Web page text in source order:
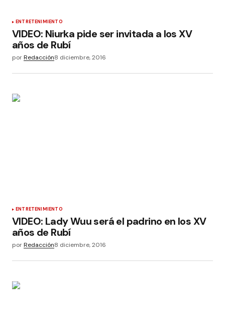
ENTRETENIMIENTO
VIDEO: Niurka pide ser invitada a los XV
años de Rubí
porRedacción8 diciembre, 2016
ENTRETENIMIENTO
VIDEO: Lady Wuu será el padrino en los XV
años de Rubí
porRedacción8 diciembre, 2016